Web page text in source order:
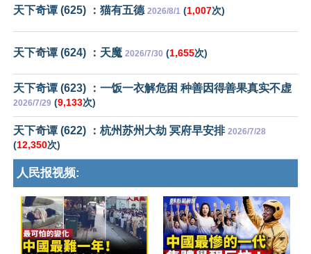
天下奇谭 (625) ：猫有五德 2026/8/1 (1,007次)
天下奇谭 (624) ：天魔 2026/7/30 (1,655次)
天下奇谭 (623) ：一饭一衣解危困 种善因得善果真实不虚
2026/7/29 (9,133次)
天下奇谭 (622) ：杭州苏州大劫 冥府早安排 2026/7/28
(12,350次)
人民报视频: